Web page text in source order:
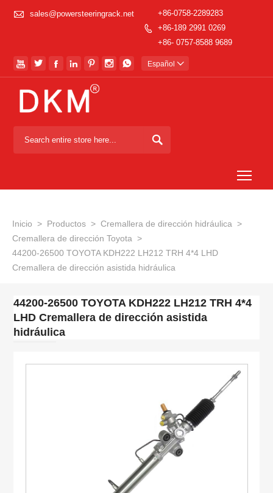
 sales@powersteeringrack.net

+86-0758-2289283
+86-189 2991 0269
+86- 0757-8588 9689
       Español 

Inicio > Productos > Cremallera de dirección hidráulica >
Cremallera de dirección Toyota >
44200-26500 TOYOTA KDH222 LH212 TRH 4*4 LHD
Cremallera de dirección asistida hidráulica
44200-26500 TOYOTA KDH222 LH212 TRH 4*4
LHD Cremallera de dirección asistida
hidráulica